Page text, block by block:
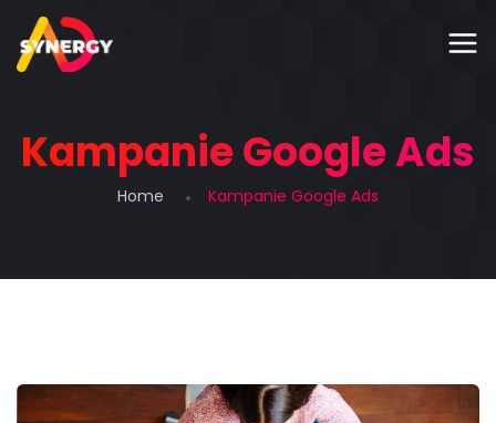
Kampanie Google Ads
Home Kampanie Google Ads